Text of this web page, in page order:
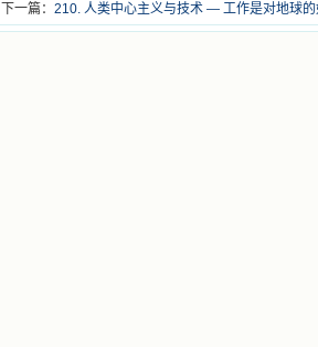
下一篇： 210. 人类中心主义与技术 — 工作是对地球的